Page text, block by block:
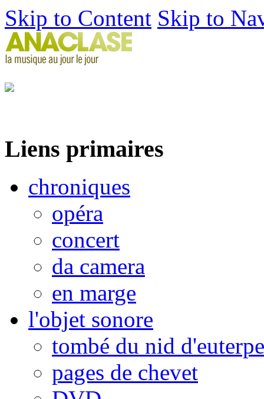
Skip to Content Skip to
Liens primaires
chroniques
opéra
concert
da camera
en marge
l'objet sonore
tombé du nid d'euterpe
pages de chevet